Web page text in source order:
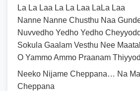
La La Laa La La Laa LaLa Laa
Nanne Nanne Chusthu Naa
Nuvvedho Yedho Yedho
Sokula Gaalam Vesthu Nee
O Yammo Ammo Praanam
Neeko Nijame Cheppana… Na
Cheppana